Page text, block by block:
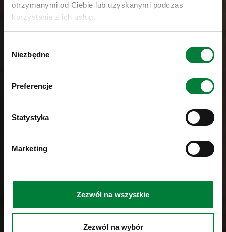
otrzymanymi od Ciebie lub uzyskanymi podczas
korzystania z ich usług.
zgody
Niezbędne
Preferencje
Statystyka
Marketing
Zezwól na wszystkie
Zezwól na wybór